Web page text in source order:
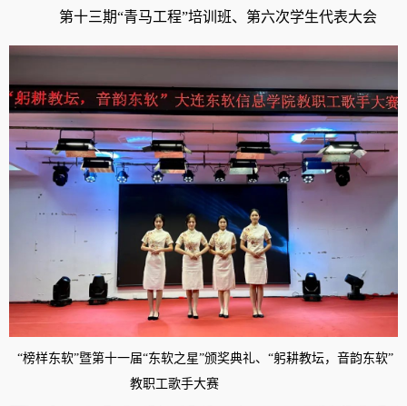
第十三期“青马工程”培训班、第六次学生代表大会
“榜样东软”暨第十一届“东软之星”颁奖典礼、“躬耕教坛，音韵东软”
教职工歌手大赛